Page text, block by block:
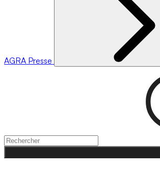
AGRA Presse